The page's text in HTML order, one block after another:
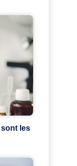
les